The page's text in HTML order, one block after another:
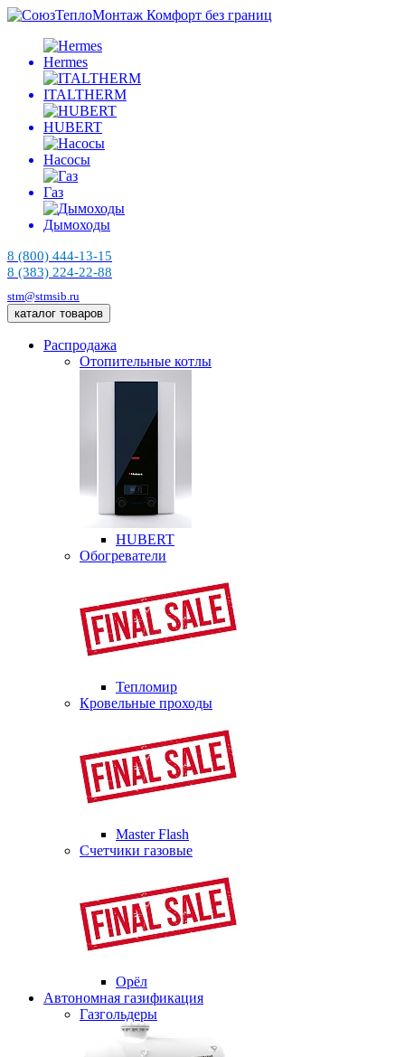
Комфорт без границ
Hermes
ITALTHERM
HUBERT
Насосы
Газ
Дымоходы
8 (800) 444-13-15
8 (383) 224-22-88
stm@stmsib.ru
каталог товаров
Распродажа
Отопительные котлы
HUBERT
Обогреватели
Тепломир
Кровельные проходы
Master Flash
Счетчики газовые
Орёл
Автономная газификация
Газгольдеры